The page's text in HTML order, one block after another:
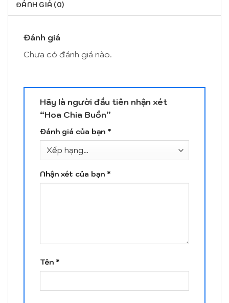
ĐÁNH GIÁ (0)
Đánh giá
Chưa có đánh giá nào.
Hãy là người đầu tiên nhận xét
“Hoa Chia Buồn”
Đánh giá của bạn *
Nhận xét của bạn *
Tên *